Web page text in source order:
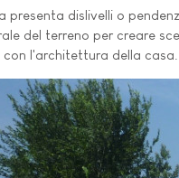
presenta dislivelli o
del terreno per creare
l'architettura della casa.